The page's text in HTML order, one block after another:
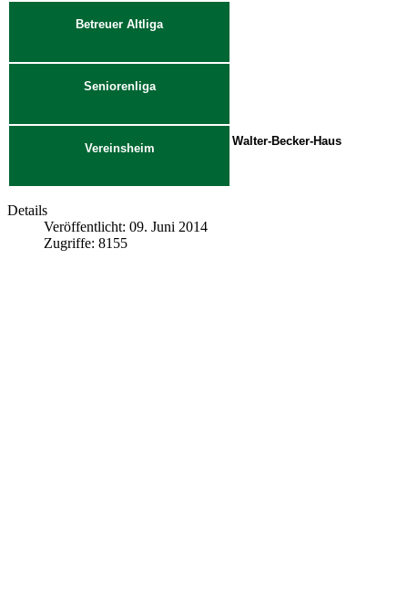
Betreuer Altliga
Seniorenliga
Vereinsheim
Walter-Becker-Haus
Details
Veröffentlicht: 09. Juni 2014
Zugriffe: 8155